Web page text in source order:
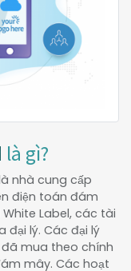
là gì?
nhà cung cấp
điện toán đám
Label, các tài
đại lý. Các đại lý
mua theo chính
mây. Các hoạt